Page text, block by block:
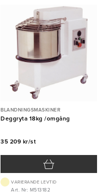
BLANDNINGSMASKINER
Deggryta 18kg /omgång
35 209 kr/st
VARIERANDE LEVTID
Art. Nr: M513182